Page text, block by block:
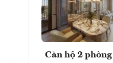
Căn hộ 2